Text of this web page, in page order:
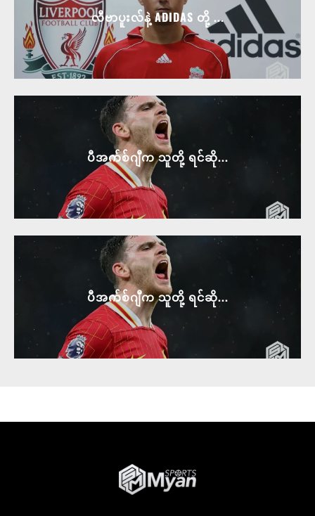
လီဗာပူးလ်နဲ့ ADIDAS တို့ ...
ပီအက်စ်ဂျီက သူတို့ ရင်ဆို...
ပီအက်စ်ဂျီက သူတို့ ရင်ဆို...